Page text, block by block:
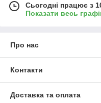
Сьогодні працює з
Показати весь
Про нас
Контакти
Доставка та оплата